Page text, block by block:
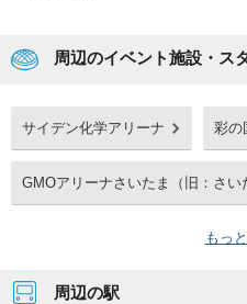
周辺のイベント施設・ス
サイデン化学アリーナ 彩の
GMOアリーナさいたま（旧：さい
もっ
周辺の駅